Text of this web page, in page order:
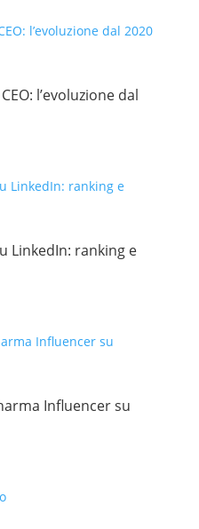
l’evoluzione dal
LinkedIn: ranking e
Influencer su